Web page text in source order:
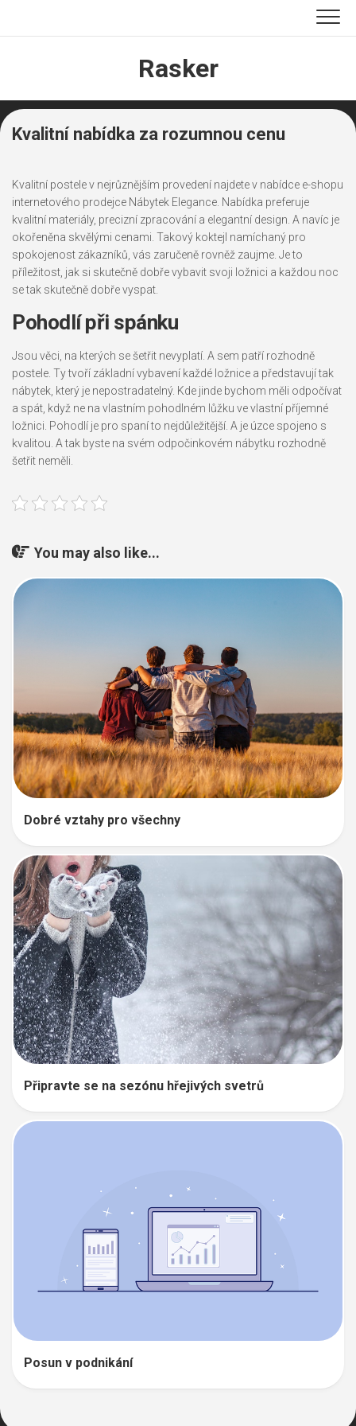
Rasker
Kvalitní nabídka za rozumnou cenu
Kvalitní postelev nejrůznějším provedení najdete v nabídce e-shopu
internetového prodejce Nábytek Elegance. Nabídka preferuje
kvalitní materiály, precizní zpracování a elegantní design. A navíc je
okořeněna skvělými cenami. Takový koktejl namíchaný pro
spokojenost zákazníků, vás zaručeně rovněž zaujme. Je to
příležitost, jak si skutečně dobře vybavit svoji ložnici a každou noc
se tak skutečně dobře vyspat.
Pohodlí při spánku
Jsou věci, na kterých se šetřit nevyplatí. A sem patří rozhodně
postele. Ty tvoří základní vybavení každé ložnice a představují tak
nábytek, který je nepostradatelný. Kde jinde bychom měli odpočívat
a spát, když ne na vlastním pohodlném lůžku ve vlastní příjemné
ložnici. Pohodlí je pro spaní to nejdůležitější. A je úzce spojeno s
kvalitou. A tak byste na svém odpočinkovém nábytku rozhodně
šetřit neměli.
You may also like...
Dobré vztahy pro všechny
Připravte se na sezónu hřejivých svetrů
Posun v podnikání